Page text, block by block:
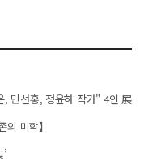
, 민선홍, 정윤하 작가" 4인 展
미학】